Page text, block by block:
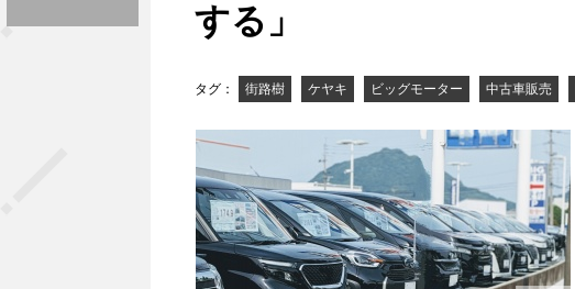
する」
タグ： 街路樹 ケヤキ ビッグモーター 中古車販売